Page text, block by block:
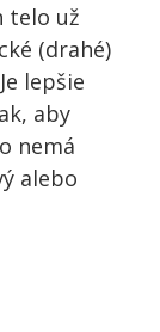
telo už
(drahé)
lepšie
aby
nemá
alebo